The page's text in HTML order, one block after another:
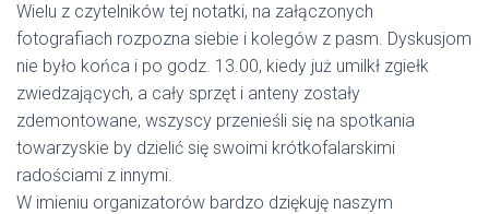
Wielu z czytelników tej notatki, na załączonych
fotografiach rozpozna siebie i kolegów z pasm. Dyskusjom
nie było końca i po godz. 13.00, kiedy już umilkł zgiełk
zwiedzających, a cały sprzęt i anteny zostały
zdemontowane, wszyscy przenieśli się na spotkania
towarzyskie by dzielić się swoimi krótkofalarskimi
radościami z innymi.
W imieniu organizatorów bardzo dziękuję naszym